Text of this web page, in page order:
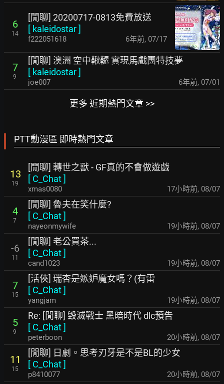
6
14
[閒聊] 20200717-0813免費放送
[ kaleidostar]
f222051618 6年前, 07/17
7
9
[閒聊] 澳洲 空中鞦韆 實現馬戲團特技夢
[ kaleidostar]
joe007 6年前, 07/01
更多 近期熱門文章 >>
PTT動漫區 即時熱門文章
13
19
[閒聊] 轉世之獸 - GF真的不會做遊戲
[ C_Chat]
xmas0080 17小時前, 08/07
4
7
[閒聊] 魯夫在笑什麼?
[ C_Chat]
nayeonmywife 19小時前, 08/07
-6
11
[閒聊] 老公買茶...
[ C_Chat]
cand1023 19小時前, 08/07
7
15
[活俠] 瑞杏是嫉妒魔女嗎？(有雷
[ C_Chat]
yangjam 19小時前, 08/07
5
9
Re: [閒聊] 毀滅戰士 黑暗時代 dlc預告
[ C_Chat]
peterboon 20小時前, 08/07
11
15
[閒聊] 日劇。思考刃牙是不是BL的少女
[ C_Chat]
p8410077 20小時前, 08/07